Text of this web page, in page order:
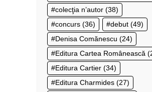
colecţia n’autor (38)
concurs (36) debut (49)
Denisa Comănescu (24)
Editura Cartea Românească
Editura Cartier (34)
Editura Charmides (27)